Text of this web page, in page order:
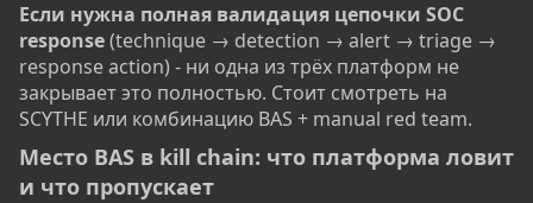
Если нужна полная валидация цепочки SOC
response(technique → detection → alert → triage →
response action) - ни одна из трёх платформ не
закрывает это полностью. Стоит смотреть на
SCYTHE или комбинацию BAS + manual red team.
Место BAS в kill chain: что платформа ловит
и что пропускает​